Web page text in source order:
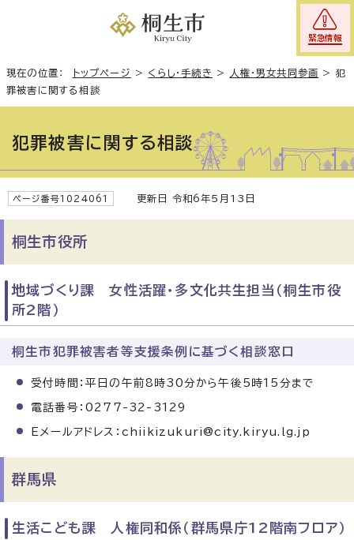
緊急情報
現在の位置： トップページ > くらし・手続き > 人権・男女共同参画 > 犯
罪被害に関する相談
犯罪被害に関する相談
ページ番号1024061 更新日 令和6年5月13日
桐生市役所
地域づくり課 女性活躍・多文化共生担当（桐生市役
所2階）
桐生市犯罪被害者等支援条例に基づく相談窓口
受付時間：平日の午前8時30分から午後5時15分まで
電話番号：0277-32-3129
Eメールアドレス：chiikizukuri@city.kiryu.lg.jp
群馬県
生活こども課 人権同和係（群馬県庁12階南フロア）